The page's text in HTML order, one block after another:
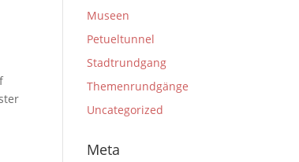
Museen
Petueltunnel
Stadtrundgang
Themenrundgänge
Uncategorized
Meta